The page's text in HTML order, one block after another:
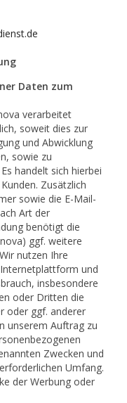
Daten zum
verarbeitet
soweit dies zur
und Abwicklung
sowie zu
handelt sich hierbei
Zusätzlich
sowie die E-Mail-
Art der
benötigt die
ggf. weitere
nutzen Ihre
und
insbesondere
oder Dritten die
oder ggf. anderer
unserem Auftrag zu
Zwecken und
Umfang.
der Werbung oder